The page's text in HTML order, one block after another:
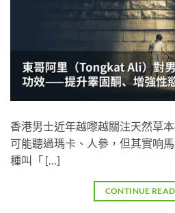
香港男士近年越嚟越關注天然草
可能聽過瑪卡、人參，但其實响
種叫「 […]
CONTINUE